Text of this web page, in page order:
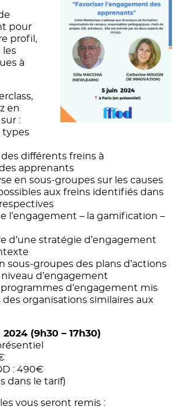
pour
profil,
les
à
en
:
types
différents freins à
apprenants
en sous-groupes sur les causes
aux freins identifiés dans
l’engagement – la gamification –
d’une stratégie d’engagement
sous-groupes des plans d’actions
d’engagement
d’engagement mis
organisations similaires aux
(9h30 – 17h30)
: 490€
dans le tarif)
vous seront remis :